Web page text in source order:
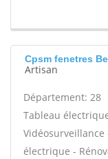
Cpsm fenetres
Artisan
Département: 28
Tableau
électrique -